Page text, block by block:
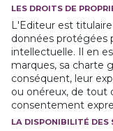
LES DROITS DE
L'Editeur est
données protégées
intellectuelle. Il en
marques, sa charte
conséquent, leur
ou onéreux, de tout
consentement
LA DISPONIBILITÉ DES